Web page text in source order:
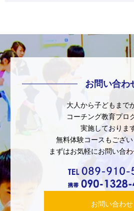
お問い合わ
大人から子どもまで
コーチング教育プロ
実施しておりま
無料体験コースもござい
まずはお気軽にお問い合わ
お問い合わせ